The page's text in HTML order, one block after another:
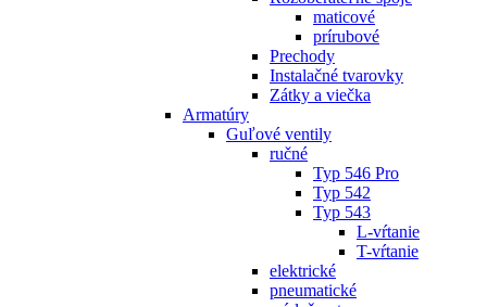
maticové
prírubové
Prechody
Instalačné tvarovky
Zátky a viečka
Armatúry
Guľové ventily
ručné
Typ 546 Pro
Typ 542
Typ 543
L-vŕtanie
T-vŕtanie
elektrické
pneumatické